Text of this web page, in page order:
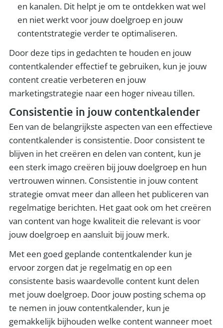
en kanalen. Dit helpt je om te ontdekken wat wel
en niet werkt voor jouw doelgroep en jouw
contentstrategie verder te optimaliseren.
Door deze tips in gedachten te houden en jouw
contentkalender effectief te gebruiken, kun je jouw
content creatie verbeteren en jouw
marketingstrategie naar een hoger niveau tillen.
Consistentie in jouw contentkalender
Een van de belangrijkste aspecten van een effectieve
contentkalender is consistentie. Door consistent te
blijven in het creëren en delen van content, kun je
een sterk imago creëren bij jouw doelgroep en hun
vertrouwen winnen. Consistentie in jouw content
strategie omvat meer dan alleen het publiceren van
regelmatige berichten. Het gaat ook om het creëren
van content van hoge kwaliteit die relevant is voor
jouw doelgroep en aansluit bij jouw merk.
Met een goed geplande contentkalender kun je
ervoor zorgen dat je regelmatig en op een
consistente basis waardevolle content kunt delen
met jouw doelgroep. Door jouw posting schema op
te nemen in jouw contentkalender, kun je
gemakkelijk bijhouden welke content wanneer moet